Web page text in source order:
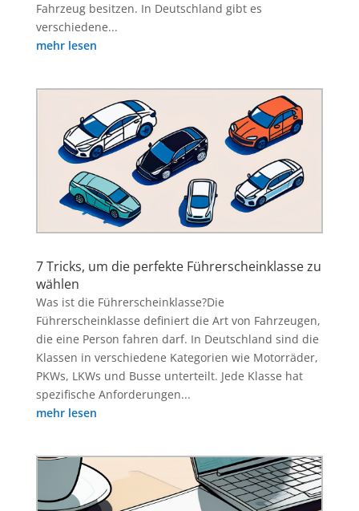
Fahrzeug besitzen. In Deutschland gibt es
verschiedene...
mehr lesen
7 Tricks, um die perfekte Führerscheinklasse zu
wählen
Was ist die Führerscheinklasse?Die
Führerscheinklasse definiert die Art von Fahrzeugen,
die eine Person fahren darf. In Deutschland sind die
Klassen in verschiedene Kategorien wie Motorräder,
PKWs, LKWs und Busse unterteilt. Jede Klasse hat
spezifische Anforderungen...
mehr lesen